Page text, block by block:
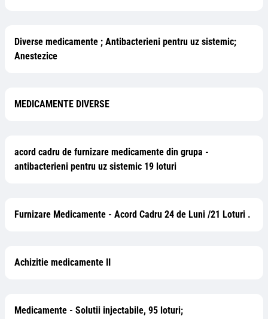
Diverse medicamente ; Antibacterieni pentru uz sistemic;
Anestezice
MEDICAMENTE DIVERSE
acord cadru de furnizare medicamente din grupa -
antibacterieni pentru uz sistemic 19 loturi
Furnizare Medicamente - Acord Cadru 24 de Luni /21 Loturi .
Achizitie medicamente II
Medicamente - Solutii injectabile, 95 loturi;